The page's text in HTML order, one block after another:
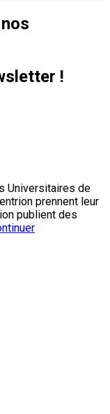
!
Universitaires de
prennent leur
publient des